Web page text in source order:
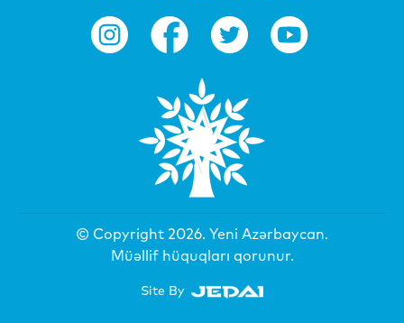
© Copyright 2026. Yeni Azərbaycan.
Müəllif hüquqları qorunur.
Site By